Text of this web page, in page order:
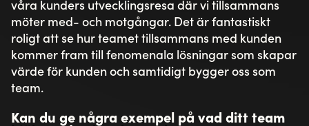
våra kunders utvecklingsresa där vi tillsammans
möter med- och motgångar. Det är fantastiskt
roligt att se hur teamet tillsammans med kunden
kommer fram till fenomenala lösningar som skapar
värde för kunden och samtidigt bygger oss som
team.
Kan du ge några exempel på vad ditt team